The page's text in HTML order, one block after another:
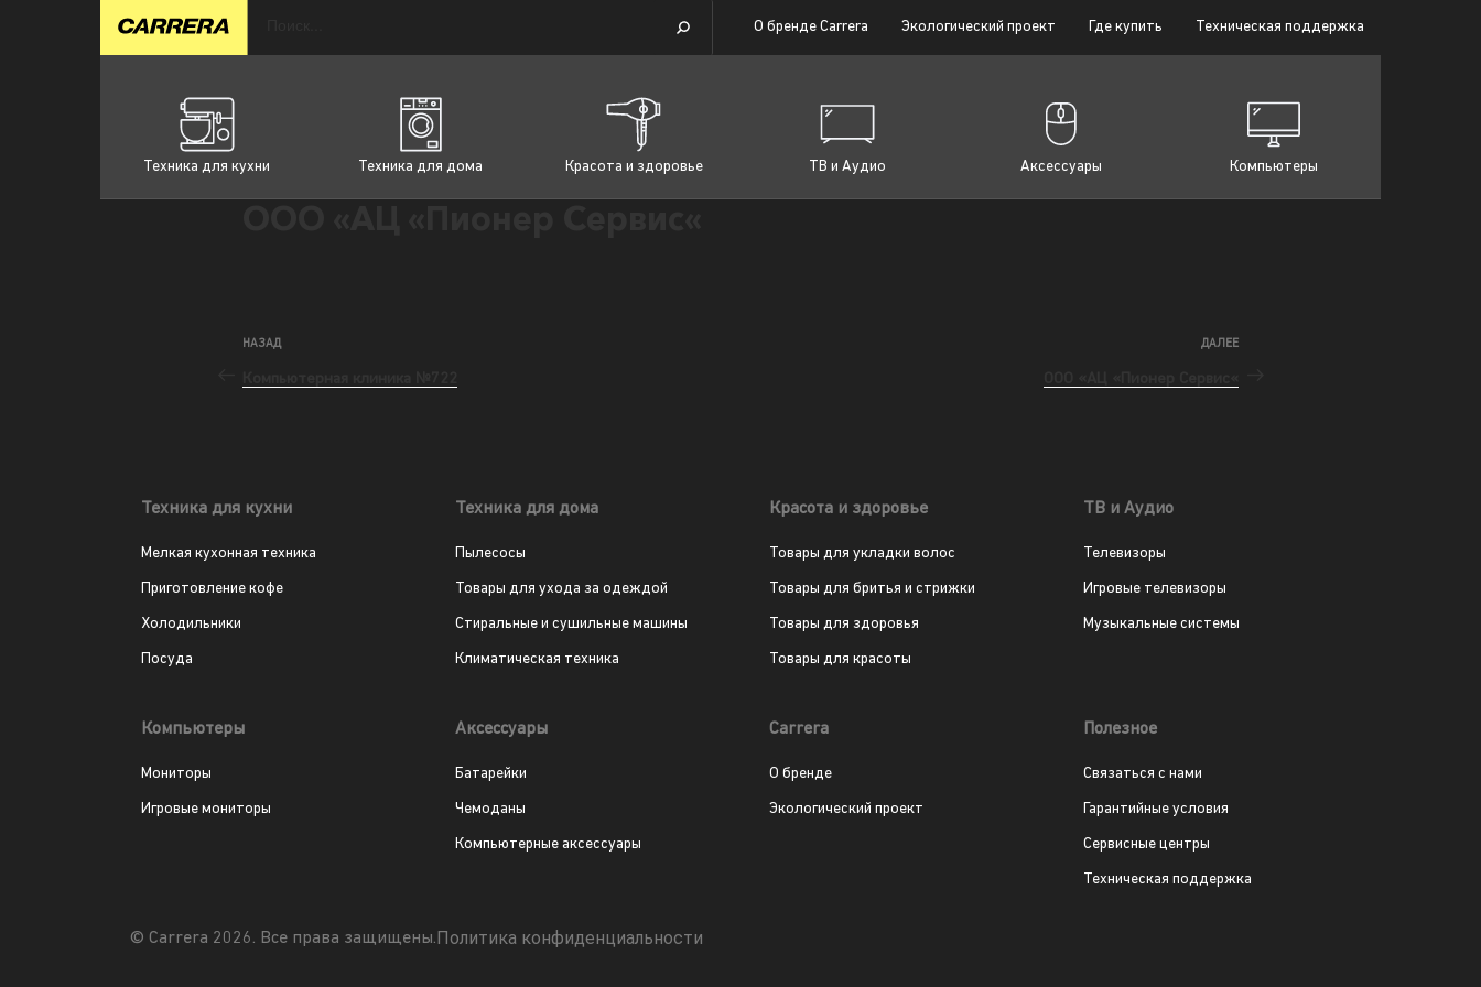
О бренде Carrera Экологический проект Где купить Техническая поддержка
Техника для кухни Техника для дома Красота и здоровье ТВ и Аудио Аксессуары Компьютеры
НАЗАД ДАЛЕЕ
Техника для кухни
Мелкая кухонная техника
Приготовление кофе
Холодильники
Посуда
Техника для дома
Пылесосы
Товары для ухода за одеждой
Стиральные и сушильные машины
Климатическая техника
Красота и здоровье
Товары для укладки волос
Товары для бритья и стрижки
Товары для здоровья
Товары для красоты
ТВ и Аудио
Телевизоры
Игровые телевизоры
Музыкальные системы
Компьютеры
Мониторы
Игровые мониторы
Аксессуары
Батарейки
Чемоданы
Компьютерные аксессуары
Carrera
О бренде
Экологический проект
Полезное
Связаться с нами
Гарантийные условия
Сервисные центры
Техническая поддержка
© Carrera 2026. Все права защищены.Политика конфиденциальности